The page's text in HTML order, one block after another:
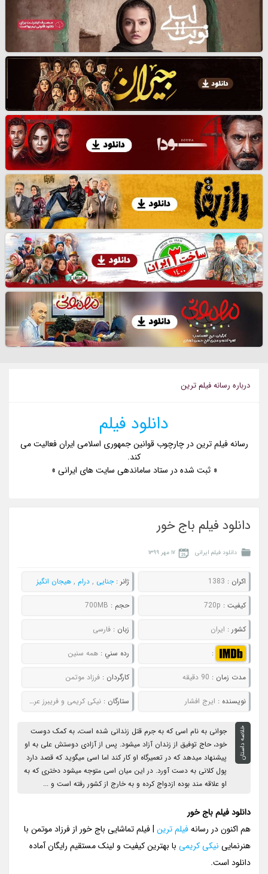
درباره رسانه فيلم ترين
دانلود فیلم
رسانه فیلم ترین در چارچوب قوانین جمهوری اسلامی ایران فعالیت می
کند.
« ثبت شده در ستاد ساماندهی سایت های ایرانی »
دانلود فیلم باج خور
دانلود فیلم ایرانی ۱۷ مهر ۱۳۹۹
اکران : 1383 ژانر :جنایی , درام , هیجان انگیز
کيفيت : 720p حجم : 700MB
کشور : ایران زبان : فارسی
: رده سني : همه سنین
مدت زمان : 90 دقیقه کارگردان : فرزاد موتمن
نويسنده : ایرج افشار ستارگان : نیکی کریمی و فریبرز عرب نیا
خلاصه داستان
جوانی به نام اسی که به جرم قتل زندانی شده است، به کمک دوست
خود، حاج توفیق از زندان آزاد میشود. پس از آزادی دوستش علی به او
پیشنهاد میدهد که در تعمیرگاه او کار کند اما اسی میگوید که قصد دارد
پول کلانی به دست آورد. در این میان اسی متوجه میشود دختری که به
او علاقه مند بوده ازدواج کرده و به خارج از کشور رفته است و ...
دانلود فیلم باج خور
هم اکنون در رسانهفیلم ترین | فیلم تماشایی باج خور از فرزاد موتمن با
هنرنمایی نیکی کریمی با بهترین کیفیت و لینک مستقیم رایگان آماده
دانلود است.